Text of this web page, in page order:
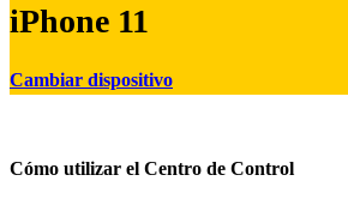
iPhone 11
Cambiar dispositivo
Cómo utilizar el Centro de Control